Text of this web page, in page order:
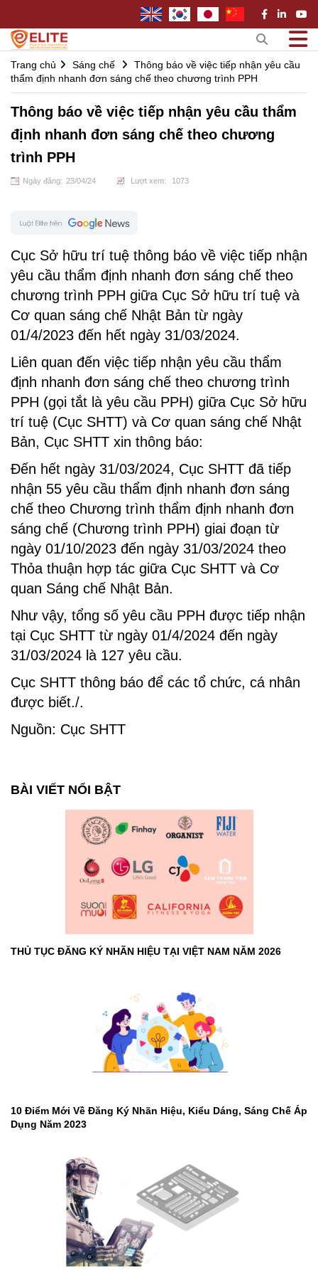
Trang chủ Sáng chế
Thông báo về việc tiếp nhận yêu cầu
thẩm định nhanh đơn sáng chế theo chương trình PPH
Thông báo về việc tiếp nhận yêu cầu thẩm
định nhanh đơn sáng chế theo chương
trình PPH
Ngày đăng: 23/04/24 Lượt xem: 1073
Cục Sở hữu trí tuệ thông báo về việc tiếp nhận
yêu cầu thẩm định nhanh đơn sáng chế theo
chương trình PPH giữa Cục Sở hữu trí tuệ và
Cơ quan sáng chế Nhật Bản từ ngày
01/4/2023 đến hết ngày 31/03/2024.
Liên quan đến việc tiếp nhận yêu cầu thẩm
định nhanh đơn sáng chế theo chương trình
PPH (gọi tắt là yêu cầu PPH) giữa Cục Sở hữu
trí tuệ (Cục SHTT) và Cơ quan sáng chế Nhật
Bản, Cục SHTT xin thông báo:
Đến hết ngày 31/03/2024, Cục SHTT đã tiếp
nhận 55 yêu cầu thẩm định nhanh đơn sáng
chế theo Chương trình thẩm định nhanh đơn
sáng chế (Chương trình PPH) giai đoạn từ
ngày 01/10/2023 đến ngày 31/03/2024 theo
Thỏa thuận hợp tác giữa Cục SHTT và Cơ
quan Sáng chế Nhật Bản.
Như vậy, tổng số yêu cầu PPH được tiếp nhận
tại Cục SHTT từ ngày 01/4/2024 đến ngày
31/03/2024 là 127 yêu cầu.
Cục SHTT thông báo để các tổ chức, cá nhân
được biết./.
Nguồn: Cục SHTT
BÀI VIẾT NỔI BẬT
THỦ TỤC ĐĂNG KÝ NHÃN HIỆU TẠI VIỆT NAM NĂM 2026
10 Điểm Mới Về Đăng Ký Nhãn Hiệu, Kiểu Dáng, Sáng Chế Áp
Dụng Năm 2023